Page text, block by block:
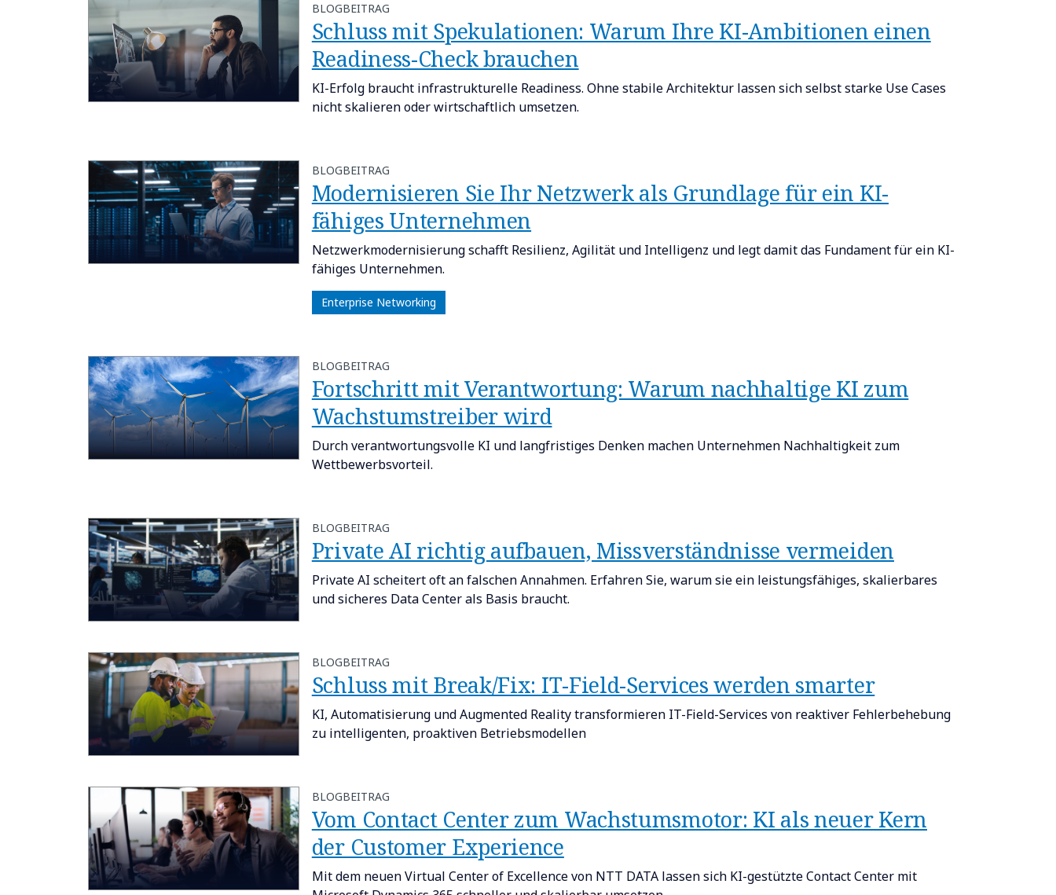
BLOGBEITRAG
Schluss mit Spekulationen: Warum Ihre KI-Ambitionen einen
Readiness-Check brauchen
KI-Erfolg braucht infrastrukturelle Readiness. Ohne stabile Architektur lassen sich selbst starke Use Cases
nicht skalieren oder wirtschaftlich umsetzen.
BLOGBEITRAG
Modernisieren Sie Ihr Netzwerk als Grundlage für ein KI-
fähiges Unternehmen
Netzwerkmodernisierung schafft Resilienz, Agilität und Intelligenz und legt damit das Fundament für ein KI-
fähiges Unternehmen.
Enterprise Networking
BLOGBEITRAG
Fortschritt mit Verantwortung: Warum nachhaltige KI zum
Wachstumstreiber wird
Durch verantwortungsvolle KI und langfristiges Denken machen Unternehmen Nachhaltigkeit zum
Wettbewerbsvorteil.
BLOGBEITRAG
Private AI richtig aufbauen, Missverständnisse vermeiden
Private AI scheitert oft an falschen Annahmen. Erfahren Sie, warum sie ein leistungsfähiges, skalierbares
und sicheres Data Center als Basis braucht.
BLOGBEITRAG
Schluss mit Break/Fix: IT-Field-Services werden smarter
KI, Automatisierung und Augmented Reality transformieren IT-Field-Services von reaktiver Fehlerbehebung
zu intelligenten, proaktiven Betriebsmodellen
BLOGBEITRAG
Vom Contact Center zum Wachstumsmotor: KI als neuer Kern
der Customer Experience
Mit dem neuen Virtual Center of Excellence von NTT DATA lassen sich KI-gestützte Contact Center mit